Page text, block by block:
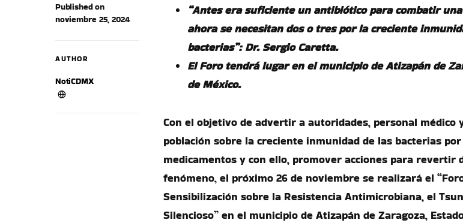
Published on
noviembre 25, 2024
AUTHOR
NotiCDMX
“Antes era suficiente un antibiótico para combatir
ahora se necesitan dos o tres por la creciente
bacterias”: Dr. Sergio Caretta.
El Foro tendrá lugar en el municipio de Atizapán de
de México.
Con el objetivo de advertir a autoridades, personal médico
población sobre la creciente inmunidad de las bacterias
medicamentos y con ello, promover acciones para revertir
fenómeno, el próximo 26 de noviembre se realizará el
Sensibilización sobre la Resistencia Antimicrobiana, el
Silencioso” en el municipio de Atizapán de Zaragoza,